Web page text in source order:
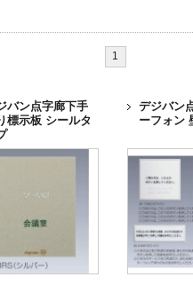
1
バン点字廊下手
標示板 シールタ
デジバン
ーフォン